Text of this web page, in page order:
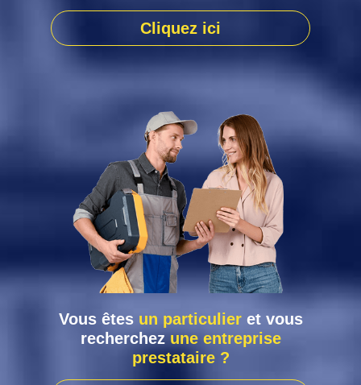
Cliquez ici
Vous êtes un particulieret vous
recherchezune entreprise
prestataire ?